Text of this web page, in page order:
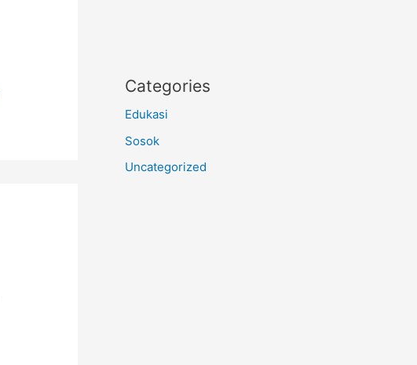
Categories
Edukasi
Sosok
Uncategorized